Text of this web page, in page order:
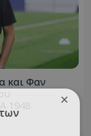
και Φαν
1948
×